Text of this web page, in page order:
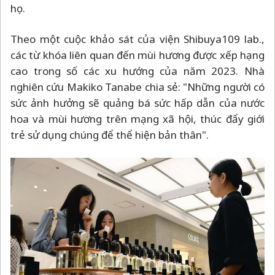
họ.
Theo một cuộc khảo sát của viện Shibuya109 lab.,
các từ khóa liên quan đến mùi hương được xếp hạng
cao trong số các xu hướng của năm 2023. Nhà
nghiên cứu Makiko Tanabe chia sẻ: "Những người có
sức ảnh hưởng sẽ quảng bá sức hấp dẫn của nước
hoa và mùi hương trên mạng xã hội, thúc đẩy giới
trẻ sử dụng chúng để thể hiện bản thân".